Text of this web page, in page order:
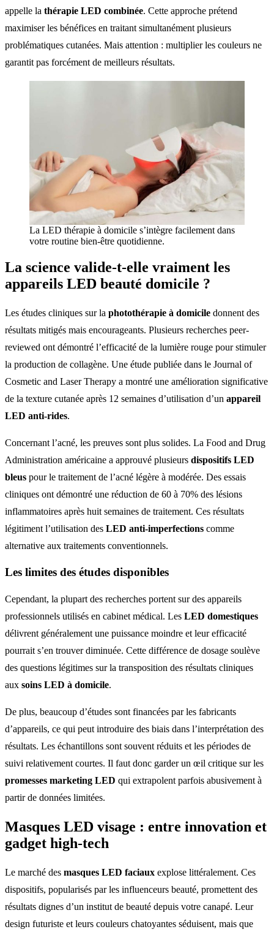
appelle la thérapie LED combinée. Cette approche prétend
maximiser les bénéfices en traitant simultanément plusieurs
problématiques cutanées. Mais attention : multiplier les couleurs ne
garantit pas forcément de meilleurs résultats.
La LED thérapie à domicile s’intègre facilement dans
votre routine bien-être quotidienne.
La science valide-t-elle vraiment les
appareils LED beauté domicile ?
Les études cliniques sur la photothérapie à domicile donnent des
résultats mitigés mais encourageants. Plusieurs recherches peer-
reviewed ont démontré l’efficacité de la lumière rouge pour stimuler
la production de collagène. Une étude publiée dans le Journal of
Cosmetic and Laser Therapy a montré une amélioration significative
de la texture cutanée après 12 semaines d’utilisation d’un appareil
LED anti-rides.
Concernant l’acné, les preuves sont plus solides. La Food and Drug
Administration américaine a approuvé plusieurs dispositifs LED
bleus pour le traitement de l’acné légère à modérée. Des essais
cliniques ont démontré une réduction de 60 à 70% des lésions
inflammatoires après huit semaines de traitement. Ces résultats
légitiment l’utilisation des LED anti-imperfections comme
alternative aux traitements conventionnels.
Les limites des études disponibles
Cependant, la plupart des recherches portent sur des appareils
professionnels utilisés en cabinet médical. Les LED domestiques
délivrent généralement une puissance moindre et leur efficacité
pourrait s’en trouver diminuée. Cette différence de dosage soulève
des questions légitimes sur la transposition des résultats cliniques
aux soins LED à domicile.
De plus, beaucoup d’études sont financées par les fabricants
d’appareils, ce qui peut introduire des biais dans l’interprétation des
résultats. Les échantillons sont souvent réduits et les périodes de
suivi relativement courtes. Il faut donc garder un œil critique sur les
promesses marketing LED qui extrapolent parfois abusivement à
partir de données limitées.
Masques LED visage : entre innovation et
gadget high-tech
Le marché des masques LED faciaux explose littéralement. Ces
dispositifs, popularisés par les influenceurs beauté, promettent des
résultats dignes d’un institut de beauté depuis votre canapé. Leur
design futuriste et leurs couleurs chatoyantes séduisent, mais que